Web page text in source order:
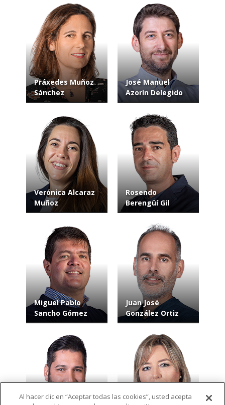
Práxedes Muñoz
Sánchez
José Manuel
Azorín Delegido
Verónica Alcaraz
Muñoz
Rosendo
Berengüí Gil
Miguel Pablo
Sancho Gómez
Juan José
González Ortiz
Al hacer clic en “Aceptar todas las cookies”, usted acepta